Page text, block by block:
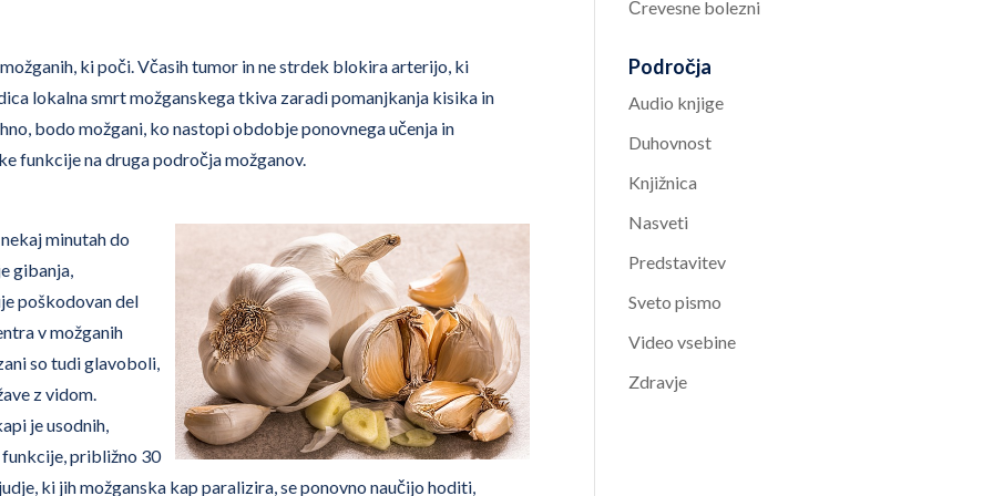
ki poči. Včasih tumor in ne strdek blokira arterijo, ki
lokalna smrt možganskega tkiva zaradi pomanjkanja kisika in
bodo možgani, ko nastopi obdobje ponovnega učenja in
funkcije na druga področja možganov.
minutah do
gibanja,
poškodovan del
v možganih
so tudi glavoboli,
z vidom.
je usodnih,
približno 30
ki jih možganska kap paralizira, se ponovno naučijo hoditi,
Črevesne bolezni
Področja
Audio knjige
Duhovnost
Knjižnica
Nasveti
Predstavitev
Sveto pismo
Video vsebine
Zdravje